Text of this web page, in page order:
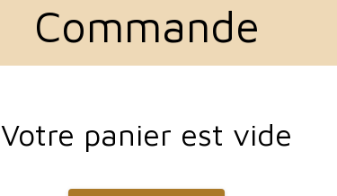
Commande
Votre panier est vide